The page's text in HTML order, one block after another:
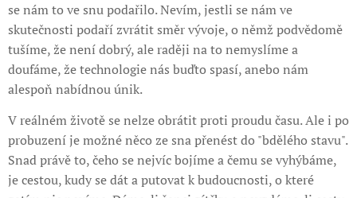
se nám to ve snu podařilo. Nevím, jestli se nám ve
skutečnosti podaří zvrátit směr vývoje, o němž podvědomě
tušíme, že není dobrý, ale raději na to nemyslíme a
doufáme, že technologie nás buďto spasí, anebo nám
alespoň nabídnou únik.
V reálném životě se nelze obrátit proti proudu času. Ale i po
probuzení je možné něco ze sna přenést do "bdělého stavu".
Snad právě to, čeho se nejvíc bojíme a čemu se vyhýbáme,
je cestou, kudy se dát a putovat k budoucnosti, o které